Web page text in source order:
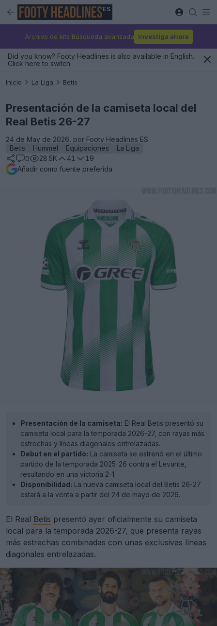
ES
Archivo de kits Búsqueda avanzada Investiga ahora
Did you know? Footy Headlines is also available in English.
Click here to switch.
Inicio La Liga Betis
Presentación de la camiseta local del
Real Betis 26-27
24 de May de 2026, por Footy Headlines ES
Betis
Hummel Equipaciones
La Liga
0
28.5K 41
19
Añadir como fuente preferida
Presentación de la camiseta: El Real Betis presentó su
camiseta local para la temporada 2026-27, con rayas más
estrechas y líneas diagonales entrelazadas.
Debut en el partido: La camiseta se estrenó en el último
partido de la temporada 2025-26 contra el Levante,
resultando en una victoria 2-1.
Disponibilidad: La nueva camiseta local del Betis 26-27
estará a la venta a partir del 24 de mayo de 2026.
El Real Betis presentó ayer oficialmente su camiseta
local para la temporada 2026-27, que presenta rayas
más estrechas combinadas con unas exclusivas líneas
diagonales entrelazadas.